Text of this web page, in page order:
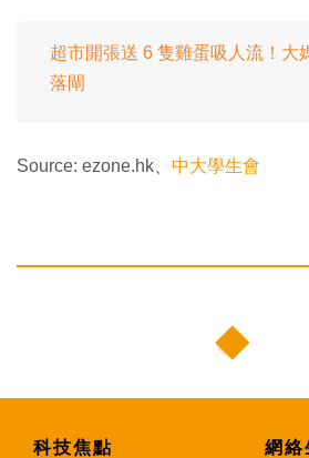
超市開張送 6 隻雞蛋吸人流！大
落閘
Source: ezone.hk、 中大學生會
科技焦點 網絡